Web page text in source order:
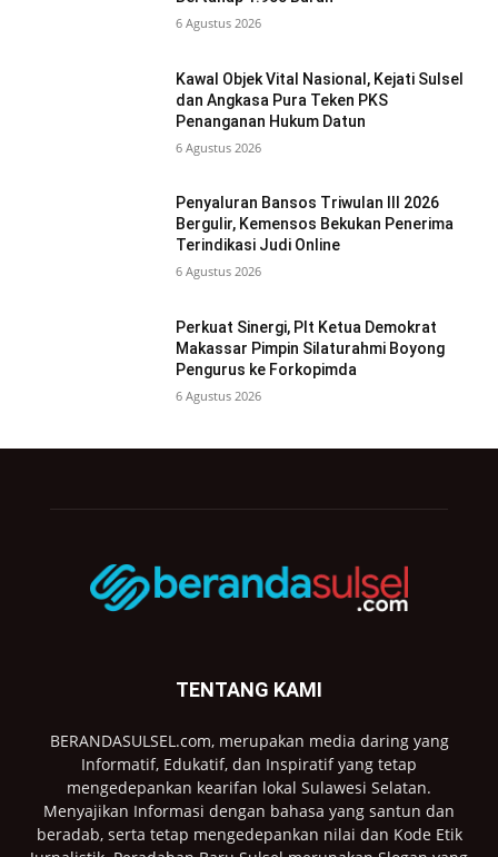
6 Agustus 2026
Kawal Objek Vital Nasional, Kejati Sulsel
dan Angkasa Pura Teken PKS
Penanganan Hukum Datun
6 Agustus 2026
Penyaluran Bansos Triwulan III 2026
Bergulir, Kemensos Bekukan Penerima
Terindikasi Judi Online
6 Agustus 2026
Perkuat Sinergi, Plt Ketua Demokrat
Makassar Pimpin Silaturahmi Boyong
Pengurus ke Forkopimda
6 Agustus 2026
TENTANG KAMI
BERANDASULSEL.com, merupakan media daring yang
Informatif, Edukatif, dan Inspiratif yang tetap
mengedepankan kearifan lokal Sulawesi Selatan.
Menyajikan Informasi dengan bahasa yang santun dan
beradab, serta tetap mengedepankan nilai dan Kode Etik